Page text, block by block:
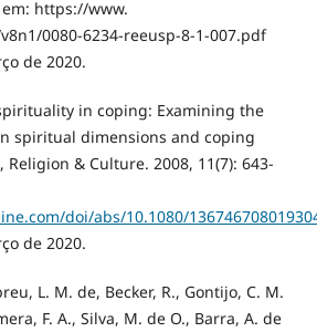
https://www.
0080-6234-reeusp-8-1-007.pdf
de 2020.
in coping: Examining the
spiritual dimensions and coping
& Culture. 2008, 11(7): 643-
doi/abs/10.1080/
de 2020.
L. M. de, Becker, R., Gontijo, C. M.
F. A., Silva, M. de O., Barra, A. de